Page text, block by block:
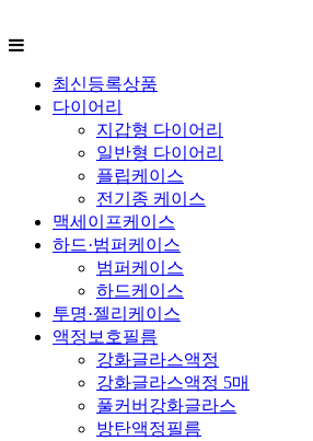
최신등록상품
다이어리
지갑형 다이어리
일반형 다이어리
플립케이스
전기종 케이스
맥세이프케이스
하드·범퍼케이스
범퍼케이스
하드케이스
투명·젤리케이스
액정보호필름
강화글라스액정
강화글라스액정 5매
풀커버강화글라스
방탄액정필름